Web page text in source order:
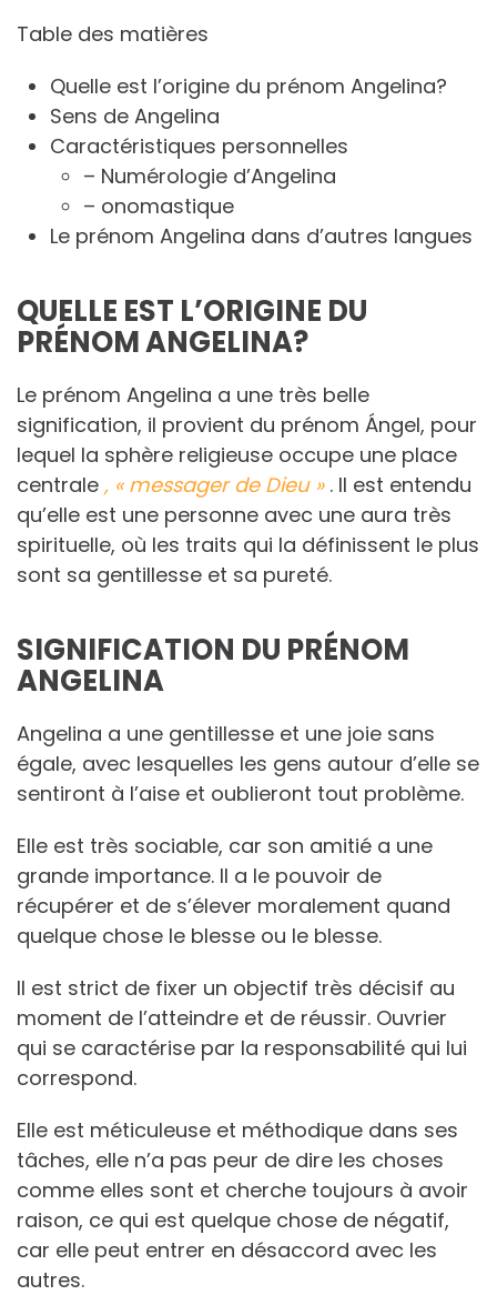
Table des matières
Quelle est l’origine du prénom Angelina?
Sens de Angelina
Caractéristiques personnelles
– Numérologie d’Angelina
– onomastique
Le prénom Angelina dans d’autres langues
QUELLE EST L’ORIGINE DU
PRÉNOM ANGELINA?
Le prénom Angelina a une très belle
signification, il provient du prénom Ángel, pour
lequel la sphère religieuse occupe une place
centrale , « messager de Dieu ». Il est entendu
qu’elle est une personne avec une aura très
spirituelle, où les traits qui la définissent le plus
sont sa gentillesse et sa pureté.
SIGNIFICATION DU PRÉNOM
ANGELINA
Angelina a une gentillesse et une joie sans
égale, avec lesquelles les gens autour d’elle se
sentiront à l’aise et oublieront tout problème.
Elle est très sociable, car son amitié a une
grande importance. Il a le pouvoir de
récupérer et de s’élever moralement quand
quelque chose le blesse ou le blesse.
Il est strict de fixer un objectif très décisif au
moment de l’atteindre et de réussir. Ouvrier
qui se caractérise par la responsabilité qui lui
correspond.
Elle est méticuleuse et méthodique dans ses
tâches, elle n’a pas peur de dire les choses
comme elles sont et cherche toujours à avoir
raison, ce qui est quelque chose de négatif,
car elle peut entrer en désaccord avec les
autres.